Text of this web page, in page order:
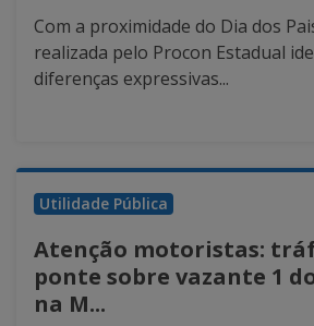
Com a proximidade do Dia dos
realizada pelo Procon Estadual
diferenças expressivas...
Utilidade Pública
Atenção motoristas:
ponte sobre vazante 1
na M...